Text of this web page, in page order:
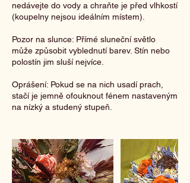
nedávejte do vody a chraňte je před vlhkostí
(koupelny nejsou ideálním místem).
Pozor na slunce: Přímé sluneční světlo
může způsobit vyblednutí barev. Stín nebo
polostín jim sluší nejvíce.
Oprášení: Pokud se na nich usadí prach,
stačí je jemně ofouknout fénem nastaveným
na nízký a studený stupeň.